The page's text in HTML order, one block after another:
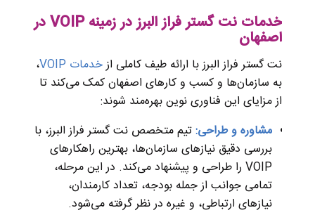
خدمات نت گستر فراز البرز در زمینه VOIP در
اصفهان
نت گستر فراز البرز با ارائه طیف کاملی ازخدمات VOIP
،
به سازمان‌ها و کسب و کارهای اصفهان کمک می‌کند تا
از مزایای این فناوری نوین بهره‌مند شوند:
مشاوره و طراحی:تیم متخصص نت گستر فراز البرز، با
بررسی دقیق نیازهای سازمان‌ها، بهترین راهکارهای
VOIP را طراحی و پیشنهاد می‌کند. در این مرحله،
تمامی جوانب از جمله بودجه، تعداد کارمندان،
نیازهای ارتباطی، و غیره در نظر گرفته می‌شود.